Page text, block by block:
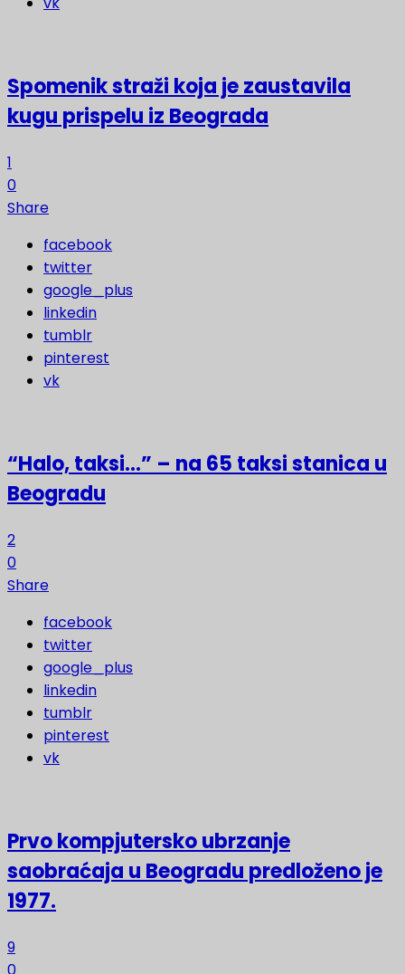
Spomenik straži koja je zaustavila
kugu prispelu iz Beograda
1
0
Share
facebook
twitter
google_plus
linkedin
tumblr
pinterest
vk
“Halo, taksi…” – na 65 taksi stanica u
Beogradu
2
0
Share
facebook
twitter
google_plus
linkedin
tumblr
pinterest
vk
Prvo kompjutersko ubrzanje
saobraćaja u Beogradu predloženo je
1977.
9
0